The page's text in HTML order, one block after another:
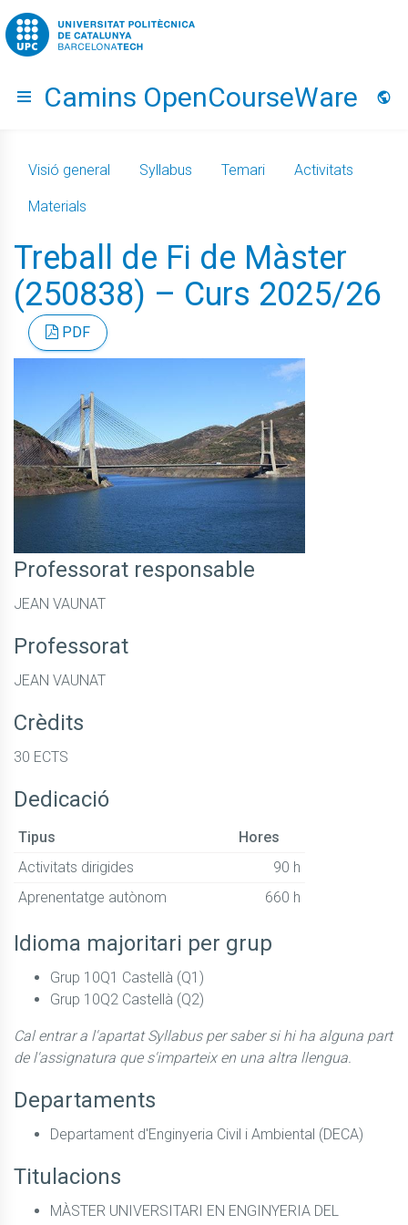
Go to upc.edu
Hide menu
Camins OpenCourseWare
Visió general Syllabus Temari Activitats
Materials
Treball de Fi de Màster
(250838) – Curs 2025/26
PDF
Professorat responsable
JEAN VAUNAT
Professorat
JEAN VAUNAT
Crèdits
30 ECTS
Dedicació
Tipus
Hores
Activitats dirigides
90 h
Aprenentatge autònom
660 h
Idioma majoritari per grup
Grup 10Q1 Castellà (Q1)
Grup 10Q2 Castellà (Q2)
Cal entrar a l'apartat Syllabus per saber si hi ha alguna part
de l'assignatura que s'imparteix en una altra llengua.
Departaments
Departament d'Enginyeria Civil i Ambiental (DECA)
Titulacions
MÀSTER UNIVERSITARI EN ENGINYERIA DEL